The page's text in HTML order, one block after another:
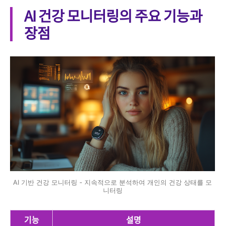
AI 건강 모니터링의 주요 기능과
장점
AI 기반 건강 모니터링 - 지속적으로 분석하여 개인의 건강 상태를 모
니터링
기능 설명